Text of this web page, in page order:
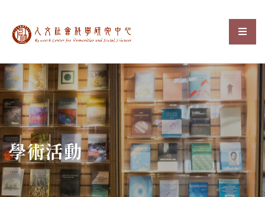
中央研究院人文社會科選
:::
學術活動